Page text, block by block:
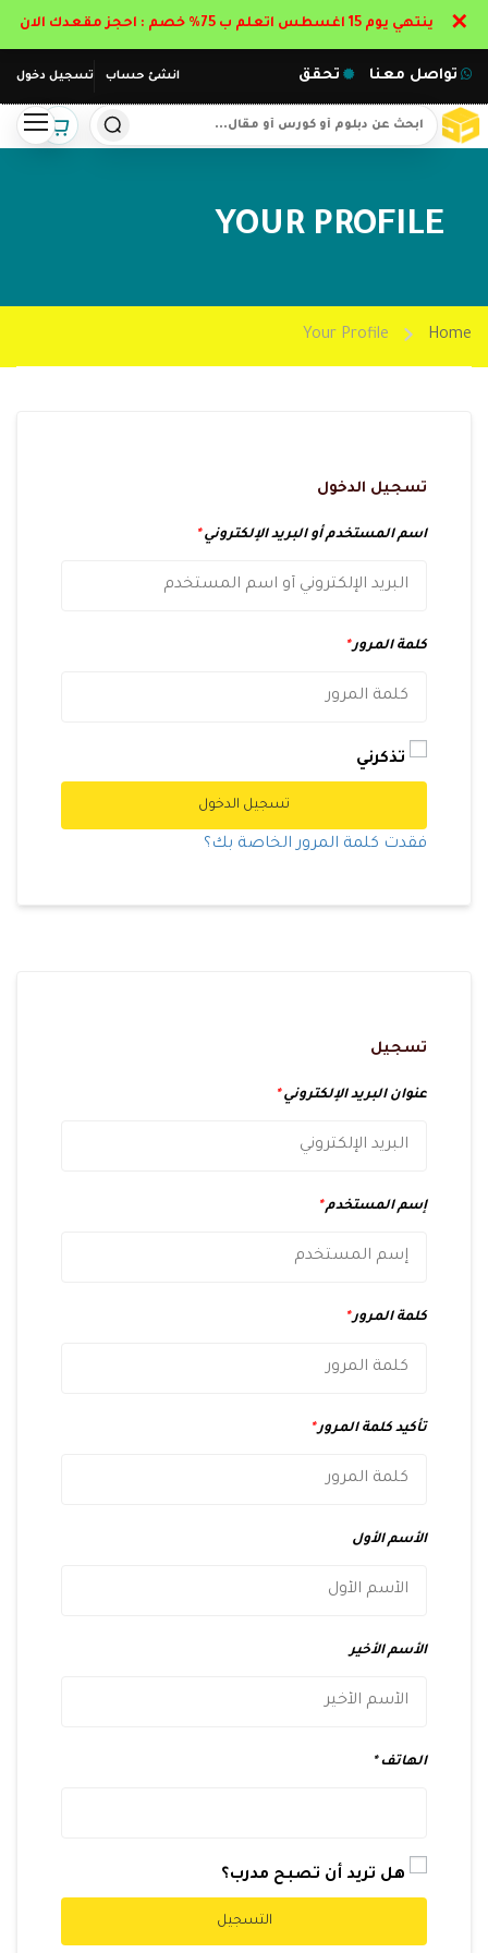
انشئ حساب تسجيل دخول تواصل معنا تحقق
YOUR PROFILE
Home
Your Profile
تسجيل الدخول
اسم المستخدم أو البريد الإلكتروني*
كلمة المرور*
تذكرني
تسجيل الدخول
فقدت كلمة المرور الخاصة بك؟
تسجيل
عنوان البريد الإلكتروني*
إسم المستخدم*
كلمة المرور*
تأكيد كلمة المرور*
الأسم الأول
الأسم الأخير
الهاتف
هل تريد أن تصبح مدرب؟
التسجيل
ينتهي يوم 15 اغسطس اتعلم ب 75% خصم : احجز مقعدك الان ✕